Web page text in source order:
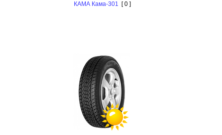
КАМА Кама-301 [ 0 ]